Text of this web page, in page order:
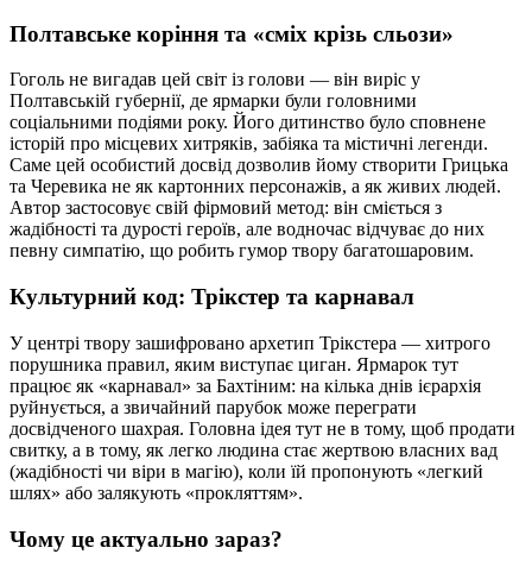
Полтавське коріння та «сміх крізь сльози»
Гоголь не вигадав цей світ із голови — він виріс у
Полтавській губернії, де ярмарки були головними
соціальними подіями року. Його дитинство було сповнене
історій про місцевих хитряків, забіяка та містичні легенди.
Саме цей особистий досвід дозволив йому створити Грицька
та Черевика не як картонних персонажів, а як живих людей.
Автор застосовує свій фірмовий метод: він сміється з
жадібності та дурості героїв, але водночас відчуває до них
певну симпатію, що робить гумор твору багатошаровим.
Культурний код: Трікстер та карнавал
У центрі твору зашифровано архетип Трікстера — хитрого
порушника правил, яким виступає циган. Ярмарок тут
працює як «карнавал» за Бахтіним: на кілька днів ієрархія
руйнується, а звичайний парубок може переграти
досвідченого шахрая. Головна ідея тут не в тому, щоб продати
свитку, а в тому, як легко людина стає жертвою власних вад
(жадібності чи віри в магію), коли їй пропонують «легкий
шлях» або залякують «прокляттям».
Чому це актуально зараз?